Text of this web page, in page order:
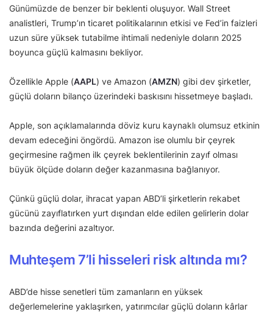
Günümüzde de benzer bir beklenti oluşuyor. Wall Street
analistleri, Trump’ın ticaret politikalarının etkisi ve Fed’in faizleri
uzun süre yüksek tutabilme ihtimali nedeniyle doların 2025
boyunca güçlü kalmasını bekliyor.
Özellikle Apple (AAPL) ve Amazon (AMZN) gibi dev şirketler,
güçlü doların bilanço üzerindeki baskısını hissetmeye başladı.
Apple, son açıklamalarında döviz kuru kaynaklı olumsuz etkinin
devam edeceğini öngördü. Amazon ise olumlu bir çeyrek
geçirmesine rağmen ilk çeyrek beklentilerinin zayıf olması
büyük ölçüde doların değer kazanmasına bağlanıyor.
Çünkü güçlü dolar, ihracat yapan ABD’li şirketlerin rekabet
gücünü zayıflatırken yurt dışından elde edilen gelirlerin dolar
bazında değerini azaltıyor.
Muhteşem 7’li hisseleri risk altında mı?
ABD’de hisse senetleri tüm zamanların en yüksek
değerlemelerine yaklaşırken, yatırımcılar güçlü doların kârlar